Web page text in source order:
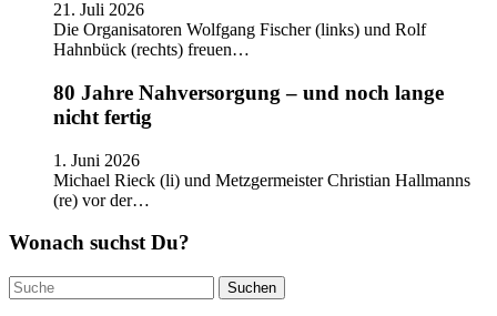
21. Juli 2026
Die Organisatoren Wolfgang Fischer (links) und Rolf
Hahnbück (rechts) freuen…
80 Jahre Nahversorgung – und noch lange
nicht fertig
1. Juni 2026
Michael Rieck (li) und Metzgermeister Christian Hallmanns
(re) vor der…
Wonach suchst Du?
Suchen
nach: